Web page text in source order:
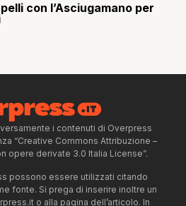
con l’Asciugamano per
i contenuti di Overpress
“Creative Commons Attribuzione –
opere derivate 3.0 Italia License”.
possono essere utilizzati citando
fonte. Si prega di inserire inoltre un
o alla pagina dell’articolo. In